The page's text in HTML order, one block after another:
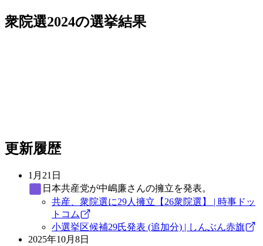
衆院選2024の選挙結果
更新履歴
1月21日
日本共産党が中嶋廉さんの擁立を発表。
共産、衆院選に29人擁立【26衆院選】 | 時事ドッ
トコム
小選挙区候補29氏発表 (追加分) | しんぶん赤旗
2025年10月8日